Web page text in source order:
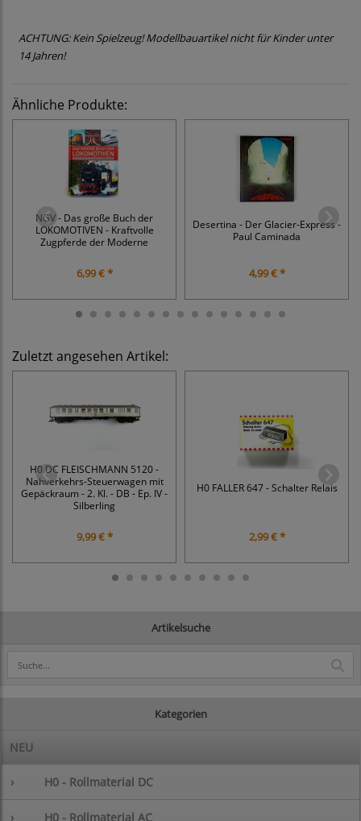
Artikelsuche
Kategorien
NEU
› H0 - Rollmaterial DC
› H0 - Rollmaterial AC
ACHTUNG: Kein Spielzeug! Modellbauartikel nicht für Kinder unter
14 Jahren!
Ähnliche Produkte:
NGV - Das große Buch der
LOKOMOTIVEN - Kraftvolle
Zugpferde der Moderne
6,99 € *
Desertina - Der Glacier-Express -
Paul Caminada
4,99 € *
Zuletzt angesehen Artikel:
H0 DC FLEISCHMANN 5120 -
Nahverkehrs-Steuerwagen mit
Gepäckraum - 2. Kl. - DB - Ep. IV -
Silberling
9,99 € *
H0 FALLER 647 - Schalter Relais
2,99 € *